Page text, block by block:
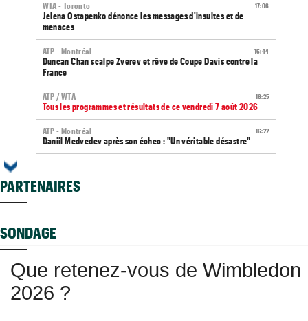
17:06
WTA - Toronto
Jelena Ostapenko dénonce les messages d'insultes et de
menaces
16:44
ATP - Montréal
Duncan Chan scalpe Zverev et rêve de Coupe Davis contre la
France
16:25
ATP / WTA
Tous les programmes et résultats de ce vendredi 7 août 2026
16:22
ATP - Montréal
Daniil Medvedev après son échec : "Un véritable désastre"
poules
2026
US Open
Lorenzo Musetti passe d'une partenaire russe à une
PARTENAIRES
SONDAGE
Que retenez-vous de Wimbledon
2026 ?